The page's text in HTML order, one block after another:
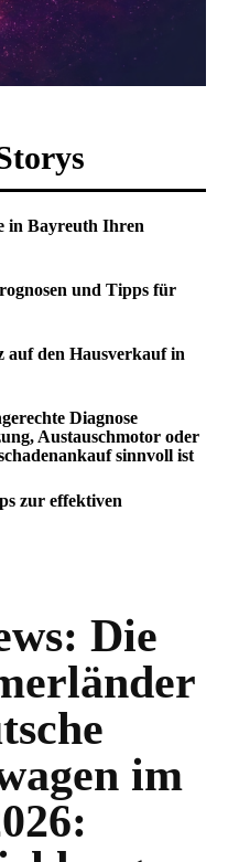
in Bayreuth Ihren
und Tipps für
auf den Hausverkauf in
Diagnose
Austauschmotor oder
sinnvoll ist
zur effektiven
Die
im